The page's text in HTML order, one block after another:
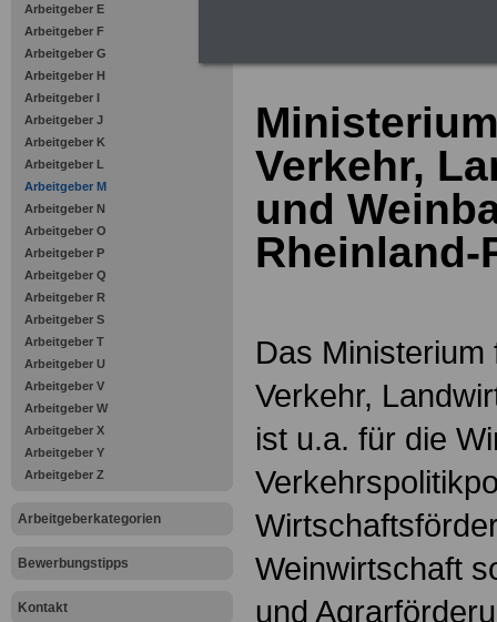
Arbeitgeber E
Arbeitgeber F
Arbeitgeber G
Arbeitgeber H
Arbeitgeber I
Arbeitgeber J
Arbeitgeber K
Arbeitgeber L
Arbeitgeber M
Arbeitgeber N
Arbeitgeber O
Arbeitgeber P
Arbeitgeber Q
Arbeitgeber R
Arbeitgeber S
Arbeitgeber T
Arbeitgeber U
Arbeitgeber V
Arbeitgeber W
Arbeitgeber X
Arbeitgeber Y
Arbeitgeber Z
Arbeitgeberkategorien
Bewerbungstipps
Kontakt
Verkehr,
und
Rheinland-
Das
Verkehr,
ist u.a. für die
Weinwirtschaft
und